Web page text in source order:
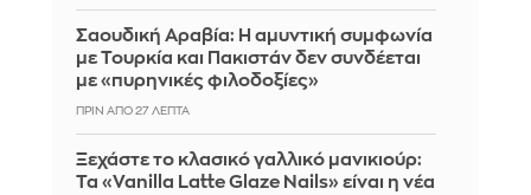
Σαουδική Αραβία: Η αμυντική συμφωνία
με Τουρκία και Πακιστάν δεν συνδέεται
με «πυρηνικές φιλοδοξίες»
ΠΡΙΝ ΑΠΌ 27 ΛΕΠΤΆ
Ξεχάστε το κλασικό γαλλικό μανικιούρ:
Τα «Vanilla Latte Glaze Nails» είναι η νέα